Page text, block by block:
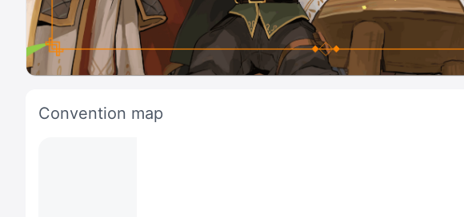
Convention map